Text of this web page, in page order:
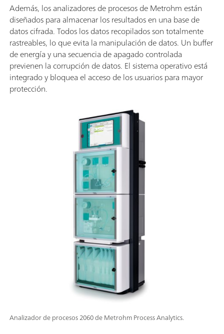
Analizador de procesos 2060 de Metrohm Process Analytics.
Además, los analizadores de procesos de Metrohm están
diseñados para almacenar los resultados en una base de
datos cifrada. Todos los datos recopilados son totalmente
rastreables, lo que evita la manipulación de datos. Un buffer
de energía y una secuencia de apagado controlada
previenen la corrupción de datos. El sistema operativo está
integrado y bloquea el acceso de los usuarios para mayor
protección.